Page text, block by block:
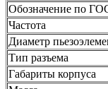
Обозначение по
Частота
Диаметр
Тип разъема
Габариты корпуса